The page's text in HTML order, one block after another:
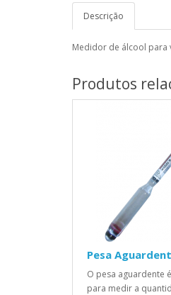
Descrição
Medidor de álcool para
Produtos
Pesa
O pesa aguardente
para medir a